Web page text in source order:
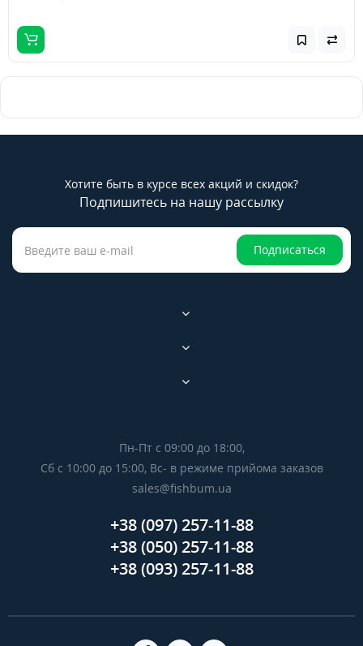
Хотите быть в курсе всех акций и скидок?
Подпишитесь на нашу рассылку
Подписаться
Пн-Пт с 09:00 до 18:00,
Сб с 10:00 до 15:00, Вс- в режиме прийома заказов
sales@fishbum.ua
+38 (097) 257-11-88
+38 (050) 257-11-88
+38 (093) 257-11-88